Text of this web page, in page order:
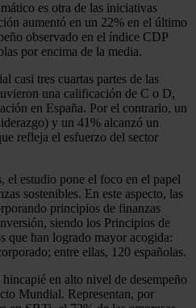
es otra de las iniciativas
aumentó en un 22% en el último
observado en el índice CDP
por encima de la media.
casi tres cuartas partes de las
una calificación de C o D,
en España. Por el contrario, un
y un 41% alcanzó un
refleja el esfuerzo del sector
el estudio pone el foco en el papel
sostenibles. En este aspecto, las
principios de finanzas
siendo los Principios de
que han logrado mayor acogida:
entre ellas, 120 españolas.
en alto nivel de desempeño
Mundial. Representan, por